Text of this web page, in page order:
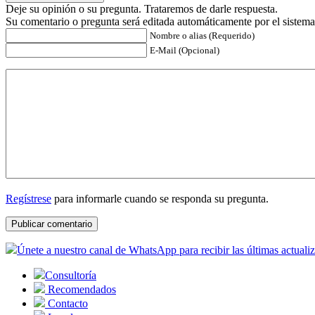
Deje su opinión o su pregunta. Trataremos de darle respuesta.
Su comentario o pregunta será editada automáticamente por el
Nombre o alias (Requerido)
E-Mail (Opcional)
Regístrese para informarle cuando se responda su pregunta.
Únete a nuestro canal de WhatsApp para recibir las últimas
Consultoría
Recomendados
Contacto